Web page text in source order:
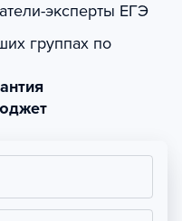
эксперты ЕГЭ
группах по